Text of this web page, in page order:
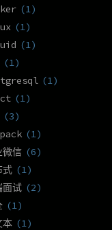
1
1
1
1
1
1
3
1
微信
6
式
1
面试
2
1
本
1